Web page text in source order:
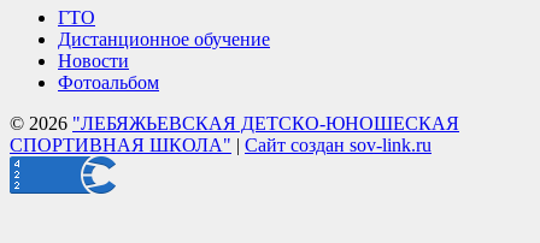
ГТО
Дистанционное обучение
Новости
Фотоальбом
© 2026 "ЛЕБЯЖЬЕВСКАЯ ДЕТСКО-ЮНОШЕСКАЯ
СПОРТИВНАЯ ШКОЛА" | Сайт создан sov-link.ru